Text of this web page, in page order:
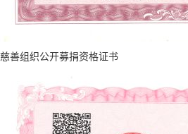
慈善组织公开募捐资格证书